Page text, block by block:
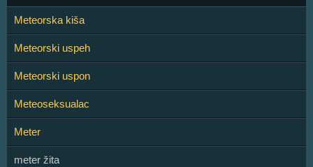
Meteorska kiša
Meteorski uspeh
Meteorski uspon
Meteoseksualac
Meter
meter žita